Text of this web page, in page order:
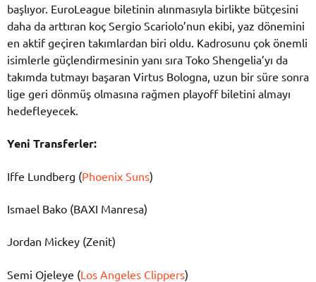
başlıyor. EuroLeague biletinin alınmasıyla birlikte bütçesini
daha da arttıran koç Sergio Scariolo’nun ekibi, yaz dönemini
en aktif geçiren takımlardan biri oldu. Kadrosunu çok önemli
isimlerle güçlendirmesinin yanı sıra Toko Shengelia’yı da
takımda tutmayı başaran Virtus Bologna, uzun bir süre sonra
lige geri dönmüş olmasına rağmen playoff biletini almayı
hedefleyecek.
Yeni Transferler:
Iffe Lundberg (Phoenix Suns)
Ismael Bako (BAXI Manresa)
Jordan Mickey (Zenit)
Semi Ojeleye (Los Angeles Clippers)